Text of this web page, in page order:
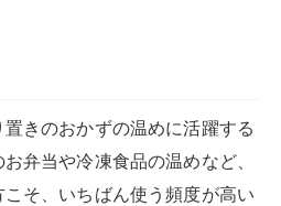
きのおかずの温めに活躍する
弁当や冷凍食品の温めなど、
そ、いちばん使う頻度が高い